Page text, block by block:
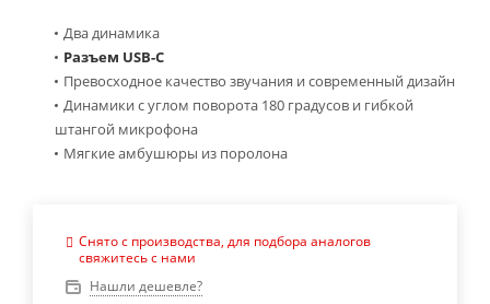
Два динамика
Разъем USB-C
Превосходное качество звучания и современный дизайн
Динамики с углом поворота 180 градусов и гибкой
штангой микрофона
Мягкие амбушюры из поролона
Снято с производства, для подбора аналогов
свяжитесь с нами
Нашли дешевле?